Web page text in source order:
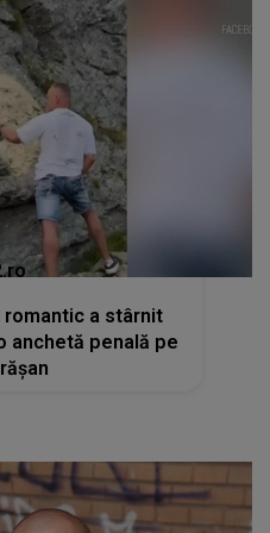
a stârnit
anchetă penală pe